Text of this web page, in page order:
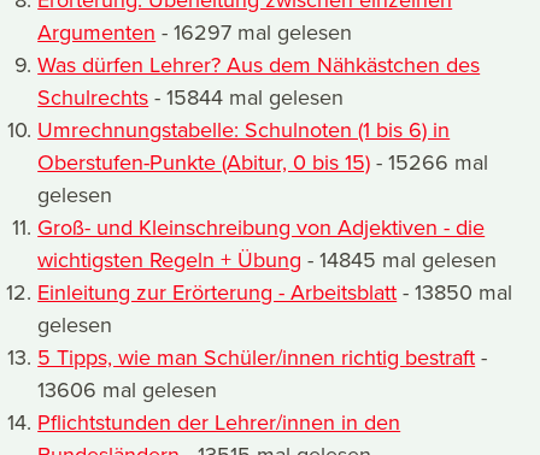
Argumenten - 16297 mal gelesen
Was dürfen Lehrer? Aus dem Nähkästchen des
Schulrechts - 15844 mal gelesen
Umrechnungstabelle: Schulnoten (1 bis 6) in
Oberstufen-Punkte (Abitur, 0 bis 15) - 15266 mal
gelesen
Groß- und Kleinschreibung von Adjektiven - die
wichtigsten Regeln + Übung - 14845 mal gelesen
Einleitung zur Erörterung - Arbeitsblatt - 13850 mal
gelesen
5 Tipps, wie man Schüler/innen richtig bestraft -
13606 mal gelesen
Pflichtstunden der Lehrer/innen in den